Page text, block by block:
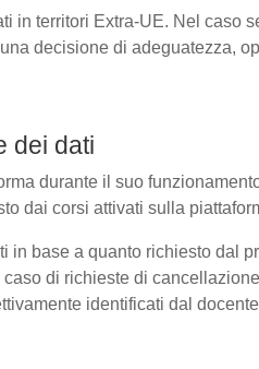
in territori Extra-UE. Nel caso
decisione di adeguatezza,
dei dati
durante il suo
dai corsi attivati sulla
in base a quanto richiesto dal
di richieste di
identificati dal